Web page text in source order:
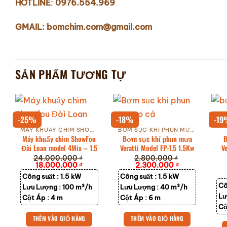
HOTLINE: 0976.554.969
GMAIL: bomchim.com@gmail.com
SẢN PHẨM TƯƠNG TỰ
-25%
MÁY KHUẤY CHÌM SHOWFOU ĐÀI LOAN
Máy khuấy chìm ShowFou
Đài Loan model 4Mix – 1.5
24.000.000₫
Giá
gốc
là:
24.000.000 ₫.
18.000.000₫Giá
hiện
là:
18.000.000 ₫.
Công suất :1.5 kW
Lưu Lượng :100 m³/h
Cột Áp :4 m
THÊM VÀO GIỎ HÀNG
-18%
BƠM SỤC KHÍ PHUN MƯA VERATTI
Bơm sục khí phun mưa
Veratti Model FP-1.5 1.5Kw
2.800.000₫
Giá
gốc
là:
2.800.000 ₫.
2.300.000₫Giá
hiện
tại
là:
2.300.000 ₫.
Công suất :1.5 kW
Lưu Lượng :40 m³/h
Cột Áp : 6 m
THÊM VÀO GIỎ HÀNG
-